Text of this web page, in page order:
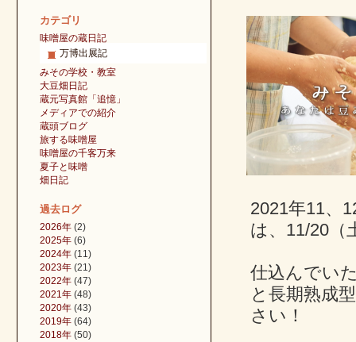
2021年11、
は、11/20（
仕込んでい
と長期熟成
さい！
カテゴリ
味噌屋の蔵日記
万博出展記
みその学校・教室
大豆畑日記
蔵元写真館「追憶」
メディアでの紹介
蔵頭ブログ
旅する味噌屋
味噌屋の千客万来
夏子と味噌
畑日記
過去ログ
2026年 (2)
2025年 (6)
2024年 (11)
2023年 (21)
2022年 (47)
2021年 (48)
2020年 (43)
2019年 (64)
2018年 (50)